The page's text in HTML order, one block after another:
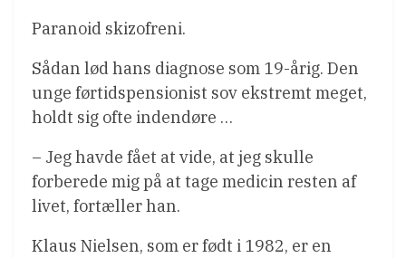
Paranoid skizofreni.
Sådan lød hans diagnose som 19-årig. Den
unge førtidspensionist sov ekstremt meget,
holdt sig ofte indendøre …
– Jeg havde fået at vide, at jeg skulle
forberede mig på at tage medicin resten af
livet, fortæller han.
Klaus Nielsen, som er født i 1982, er en